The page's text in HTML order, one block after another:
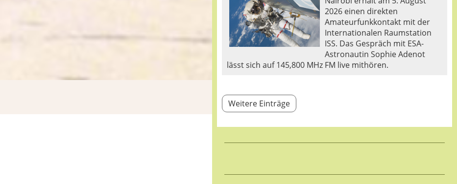
2026 einen direkten
Amateurfunkkontakt mit der
Internationalen Raumstation
ISS. Das Gespräch mit ESA-
Astronautin Sophie Adenot
lässt sich auf 145,800 MHz FM live mithören.
Weitere Einträge